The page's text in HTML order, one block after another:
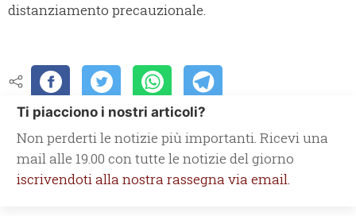
distanziamento precauzionale.
Ti piacciono i nostri articoli?
Non perderti le notizie più importanti. Ricevi una
mail alle 19.00 con tutte le notizie del giorno
iscrivendoti alla nostra rassegna via email.